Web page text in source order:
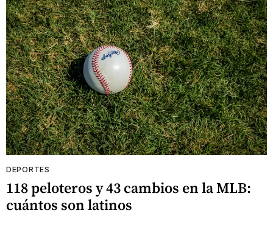
DEPORTES
118 peloteros y 43 cambios en la MLB:
cuántos son latinos